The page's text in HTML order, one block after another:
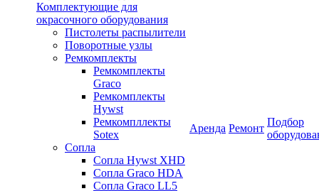
Комплектующие для
окрасочного оборудования
Пистолеты распылители
Поворотные узлы
Ремкомплекты
Ремкомплекты
Graco
Ремкомплекты
Hywst
Ремкомпллекты
Sotex
Сопла
Сопла Hywst XHD
Сопла Graco HDA
Сопла Graco LL5
Аренда Ремонт
Подбор